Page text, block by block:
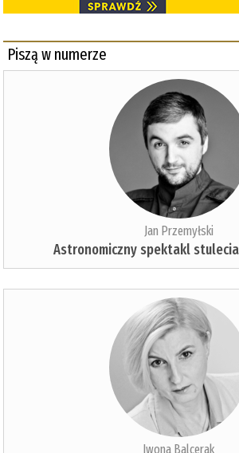
Piszą w numerze
Jan Przemyłski
Astronomiczny spektakl
Iwona Balcerak